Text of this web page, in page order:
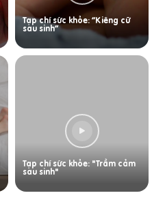
Tạp chí sức khỏe: “Kiêng cữ
sau sinh”
Tạp chí sức khỏe: "Trầm cảm
sau sinh"